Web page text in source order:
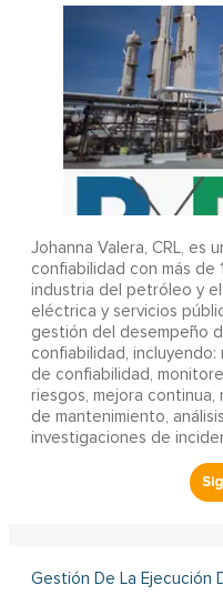
Johanna Valera, CRL, es
confiabilidad con más de
industria del petróleo y
eléctrica y servicios
gestión del desempeño
confiabilidad,
de confiabilidad,
riesgos, mejora
de mantenimiento,
investigaciones de
Gestión De La Ejecución